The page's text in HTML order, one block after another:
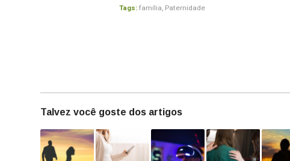
Tags:família, Paternidade
Talvez você goste dos artigos